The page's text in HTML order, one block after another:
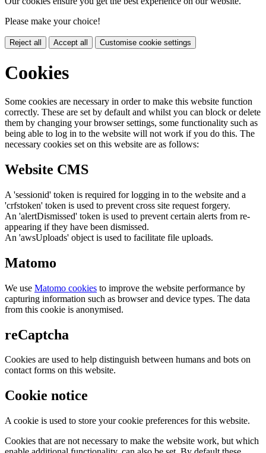
Please make your choice!
Reject all Accept all Customise cookie settings
Cookies
Some cookies are necessary in order to make this website function
correctly. These are set by default and whilst you can block or delete
them by changing your browser settings, some functionality such as
being able to log in to the website will not work if you do this. The
necessary cookies set on this website are as follows:
Website CMS
A 'sessionid' token is required for logging in to the website and a
'crfstoken' token is used to prevent cross site request forgery.
An 'alertDismissed' token is used to prevent certain alerts from re-
appearing if they have been dismissed.
An 'awsUploads' object is used to facilitate file uploads.
Matomo
We use Matomo cookies to improve the website performance by
capturing information such as browser and device types. The data
from this cookie is anonymised.
reCaptcha
Cookies are used to help distinguish between humans and bots on
contact forms on this website.
Cookie notice
A cookie is used to store your cookie preferences for this website.
Cookies that are not necessary to make the website work, but which